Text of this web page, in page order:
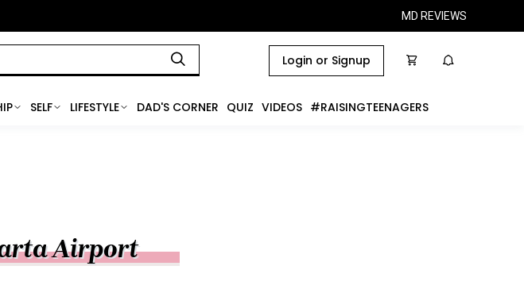
MD REVIEWS
Login or Signup
SELF LIFESTYLE DAD'S CORNER QUIZ VIDEOS #RAISINGTEENAGERS
Airport